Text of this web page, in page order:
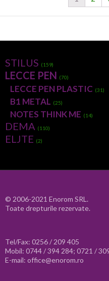
STILUS (159)
LECCE PEN (70)
LECCE PEN PLASTIC (31)
B1 METAL (25)
NOTES THINK ME (14)
DEMA (110)
ELJTE (2)
© 2006-2021 Enorom SRL.
Toate drepturile rezervate.
Tel/Fax: 0256 / 209 405
Mobil: 0744 / 394 284; 0721 /
E-mail: office@enorom.ro